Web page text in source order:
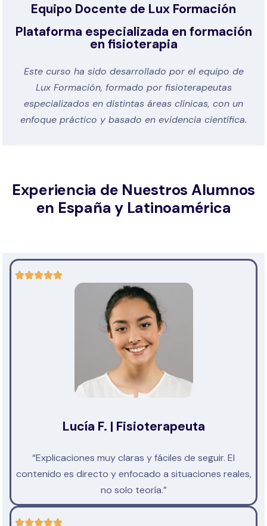
Equipo Docente de Lux Formación
Plataforma especializada en formación
en fisioterapia
Este curso ha sido desarrollado por el equipo de
Lux Formación, formado por fisioterapeutas
especializados en distintas áreas clínicas, con un
enfoque práctico y basado en evidencia científica.
Experiencia de Nuestros Alumnos
en España y Latinoamérica
Lucía F. | Fisioterapeuta
“Explicaciones muy claras y fáciles de seguir. El
contenido es directo y enfocado a situaciones reales,
no solo teoría.”